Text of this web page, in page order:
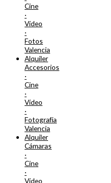
Cine
·
Vídeo
·
Fotos
Valencia
Alquiler
Accesorios
·
Cine
·
Vídeo
·
Fotografía
Valencia
Alquiler
Cámaras
·
Cine
·
Vídeo